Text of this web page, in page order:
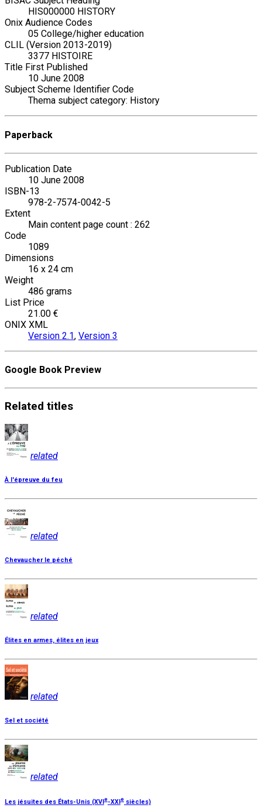
HIS000000 HISTORY
Onix Audience Codes
05 College/higher education
CLIL (Version 2013-2019)
3377 HISTOIRE
Title First Published
10 June 2008
Subject Scheme Identifier Code
Thema subject category: History
Paperback
Publication Date
10 June 2008
ISBN-13
978-2-7574-0042-5
Extent
Main content page count : 262
Code
1089
Dimensions
16 x 24 cm
Weight
486 grams
List Price
21.00 €
ONIX XML
Version 2.1, Version 3
Google Book Preview
Related titles
related
À l'épreuve du feu
related
Chevaucher le péché
related
Élites en armes, élites en jeux
related
Sel et société
related
Les jésuites des États-Unis (XVI e-XXI e siècles)